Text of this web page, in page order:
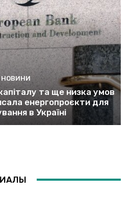
НОВИНИ
та ще низка умов
енергопроєкти для
в Україні